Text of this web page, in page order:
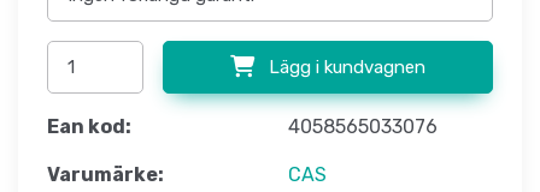
Lägg i kundvagnen
Ean kod: 4058565033076
Varumärke: CAS